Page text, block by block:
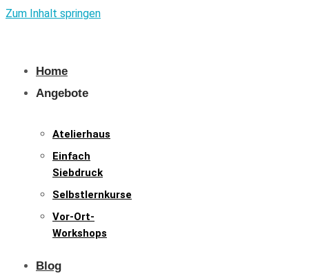
Zum Inhalt springen
Home
Angebote
Atelierhaus
Einfach
Siebdruck
Selbstlernkurse
Vor-Ort-
Workshops
Blog